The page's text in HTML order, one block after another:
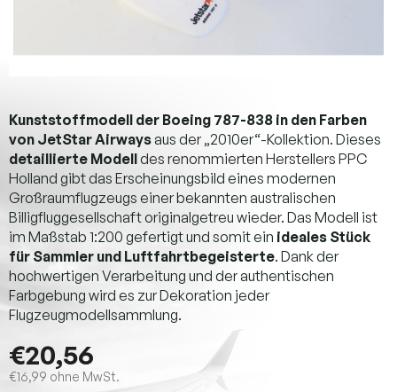
€20,56
€16,99 ohne MwSt.
Kunststoffmodell der Boeing 787-838 in den Farben
von JetStar Airwaysaus der „2010er“-Kollektion. Dieses
detaillierte Modelldes renommierten Herstellers PPC
Holland gibt das Erscheinungsbild eines modernen
Großraumflugzeugs einer bekannten australischen
Billigfluggesellschaft originalgetreu wieder. Das Modell ist
im Maßstab 1:200 gefertigt und somit ein ideales Stück
für Sammler und Luftfahrtbegeisterte. Dank der
hochwertigen Verarbeitung und der authentischen
Farbgebung wird es zur Dekoration jeder
Flugzeugmodellsammlung.